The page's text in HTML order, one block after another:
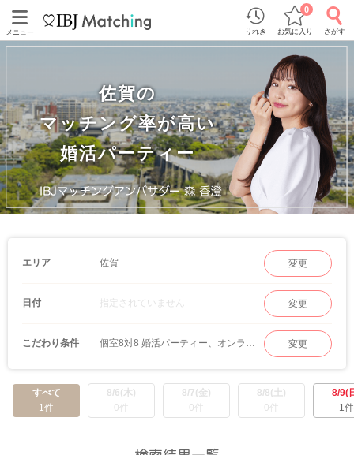
メニュー りれき お気に入り
0
さがす
佐賀の
マッチング率が高い
婚活パーティー
エリア 佐賀 変更
日付 指定されていません 変更
こだわり条件 変更
すべて
1件
8/6(木)
0件
8/7(金)
0件
8/8(土)
0件
8/9(
1件